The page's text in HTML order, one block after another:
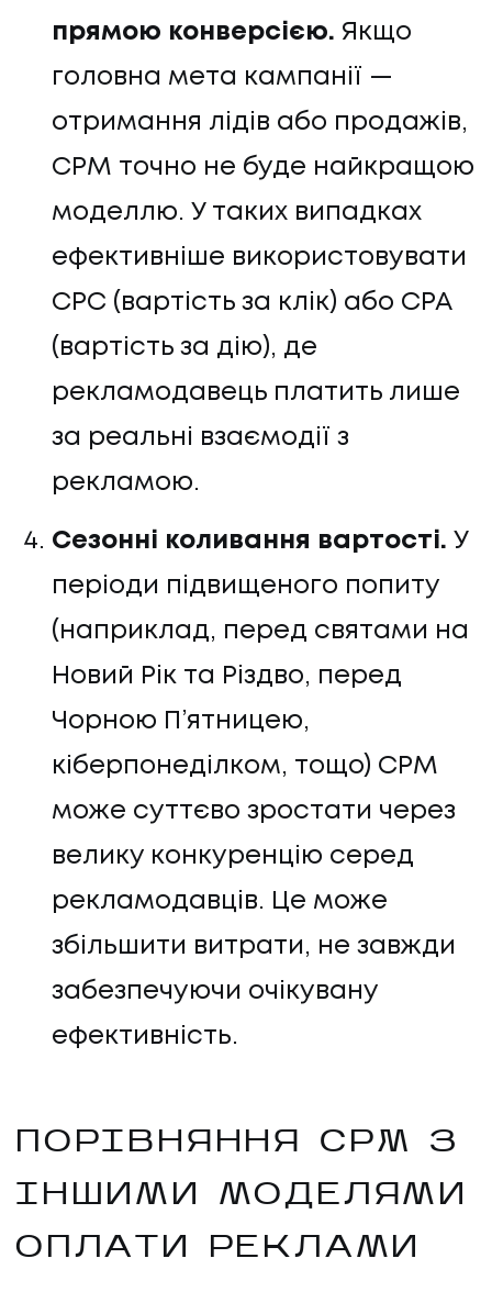
прямою конверсією. Якщо
головна мета кампанії —
отримання лідів або продажів,
CPM точно не буде найкращою
моделлю. У таких випадках
ефективніше використовувати
CPC (вартість за клік) або CPA
(вартість за дію), де
рекламодавець платить лише
за реальні взаємодії з
рекламою.
Сезонні коливання вартості. У
періоди підвищеного попиту
(наприклад, перед святами на
Новий Рік та Різдво, перед
Чорною П’ятницею,
кіберпонеділком, тощо) CPM
може суттєво зростати через
велику конкуренцію серед
рекламодавців. Це може
збільшити витрати, не завжди
забезпечуючи очікувану
ефективність.
ПОРІВНЯННЯ CPM З
ІНШИМИ МОДЕЛЯМИ
ОПЛАТИ РЕКЛАМИ